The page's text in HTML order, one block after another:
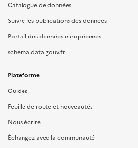
Catalogue de données
Suivre les publications des données
Portail des données européennes
schema.data.gouv.fr
Plateforme
Guides
Feuille de route et nouveautés
Nous écrire
Échangez avec la communauté